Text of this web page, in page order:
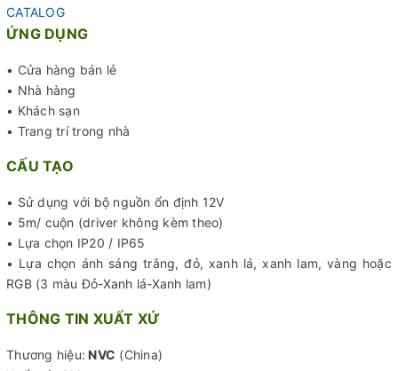
CATALOG
ỨNG DỤNG
• Cửa hàng bán lẻ
• Nhà hàng
• Khách sạn
• Trang trí trong nhà
CẤU TẠO
• Sử dụng với bộ nguồn ổn định 12V
• 5m/ cuộn (driver không kèm theo)
• Lựa chọn IP20 / IP65
• Lựa chọn ánh sáng trắng, đỏ, xanh lá, xanh lam, vàng hoặc
RGB (3 màu Đỏ-Xanh lá-Xanh lam)
THÔNG TIN XUẤT XỨ
Thương hiệu: NVC (China)